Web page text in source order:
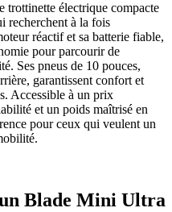
électrique compacte
recherchent à la fois
réactif et sa batterie fiable,
pour parcourir de
Ses pneus de 10 pouces,
garantissent confort et
Accessible à un prix
et un poids maîtrisé en
pour ceux qui veulent un
Blade Mini Ultra